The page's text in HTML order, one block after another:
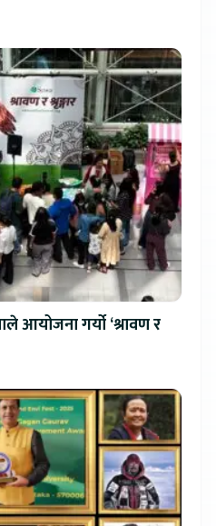
आयोजना गर्यो ‘श्रावण र